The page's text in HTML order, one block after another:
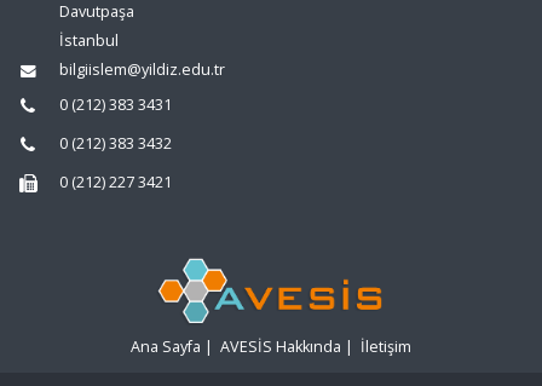
Davutpaşa
İstanbul
bilgiislem@yildiz.edu.tr
0 (212) 383 3431
0 (212) 383 3432
0 (212) 227 3421
Ana Sayfa | AVESİS Hakkında | İletişim